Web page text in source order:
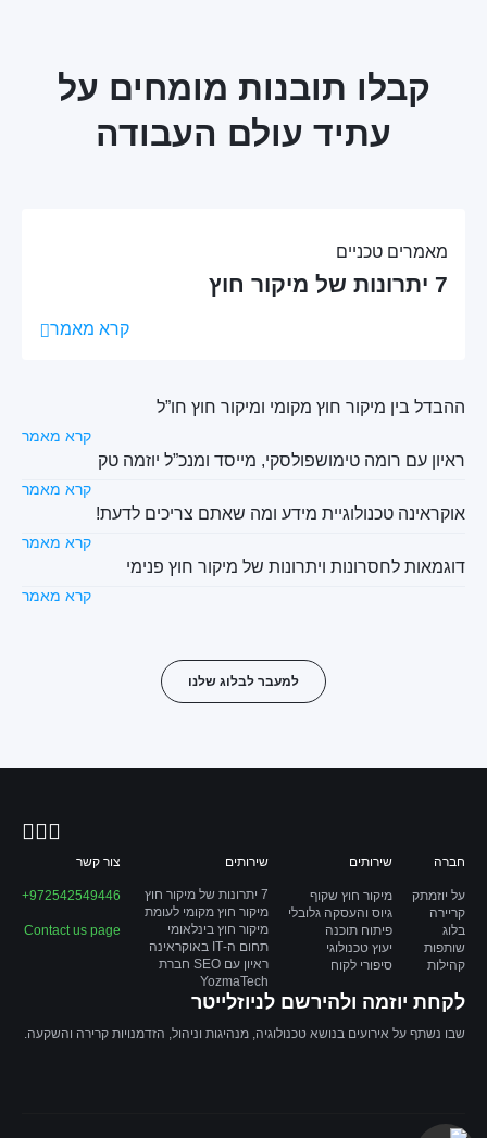
קבלו תובנות מומחים על
עתיד עולם העבודה
מאמרים טכניים
7 יתרונות של מיקור חוץ
קרא מאמר
ההבדל בין מיקור חוץ מקומי ומיקור חוץ חו”ל
קרא מאמר
ראיון עם רומה טימושפולסקי, מייסד ומנכ”ל יוזמה טק
קרא מאמר
אוקראינה טכנולוגיית מידע ומה שאתם צריכים לדעת!
קרא מאמר
דוגמאות לחסרונות ויתרונות של מיקור חוץ פנימי
קרא מאמר
למעבר לבלוג שלנו
חברה
על יוזמתק
קריירה
בלוג
שותפות
קהילות
שירותים
7 יתרונות של מיקור חוץ
מיקור חוץ מקומי לעומת
מיקור חוץ בינלאומי
תחום ה-IT באוקראינה
ראיון עם SEO חברת
YozmaTech
שירותים
מיקור חוץ שקוף
גיוס והעסקה גלובלי
פיתוח תוכנה
יעוץ טכנולוגי
סיפורי לקוח
צור קשר
972542549446+
Contact us page
לקחת יוזמה ולהירשם לניוזלייטר
שבו נשתף על אירועים בנושא טכנולוגיה, מנהיגות וניהול, הזדמנויות קרירה והשקעה.